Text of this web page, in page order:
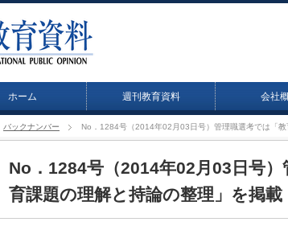
ホーム 週刊教育資料 会社
バックナンバー No．1284号（2014年02月03日号）管理職選考では「
No．1284号（2014年02月03日号
育課題の理解と持論の整理」を掲載